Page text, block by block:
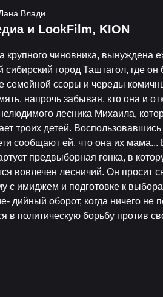
Влади
и LookFilm, KION
крупного чиновника, вынуждена
сибирский город Таштагол, где
семейной ссоры и череды
напрочь забывая, кто она и
лесника Михаила,
троих детей.
сообщают ей, что она их
предвыборная гонка, в
вовлечен лесничий. Он просит
с имиджем и подготовке к
дийный оборот, когда ничего не
в политическую борьбу против